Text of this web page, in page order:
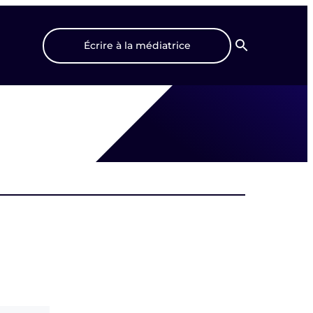
Écrire à la médiatrice
Recherche